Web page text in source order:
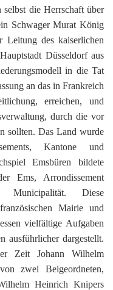
die Herrschaft über
Schwager Murat König
des kaiserlichen
Düsseldorf aus
in die Tat
an das in Frankreich
erreichen, und
durch die vor
sollten. Das Land wurde
Kantone und
Emsbüren bildete
Ems, Arrondissement
Diese
Mairie und
vielfältige Aufgaben
ausführlicher dargestellt.
Zeit Johann Wilhelm
zwei Beigeordneten,
Heinrich Knipers